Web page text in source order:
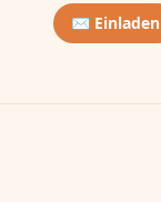
✉️ Einladen